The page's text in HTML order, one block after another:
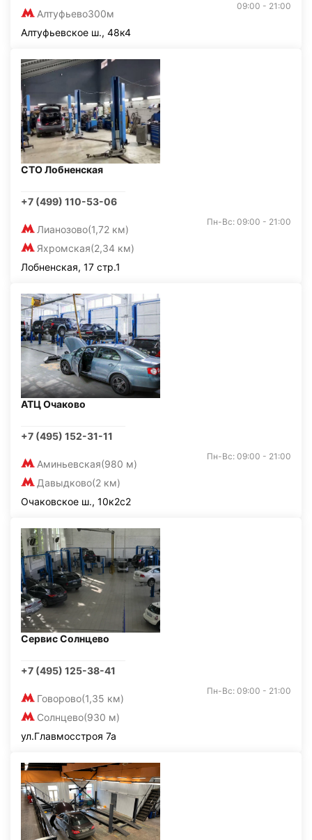
Алтуфьево300м
09:00 - 21:00
Алтуфьевское ш., 48к4
СТО Лобненская
+7 (499) 110-53-06
Лианозово(1,72 км)
Яхромская(2,34 км)
Пн-Вс: 09:00 - 21:00
Лобненская, 17 стр.1
АТЦ Очаково
+7 (495) 152-31-11
Аминьевская(980 м)
Давыдково(2 км)
Пн-Вс: 09:00 - 21:00
Очаковское ш., 10к2с2
Сервис Солнцево
+7 (495) 125-38-41
Говорово(1,35 км)
Солнцево(930 м)
Пн-Вс: 09:00 - 21:00
ул.Главмосстроя 7а